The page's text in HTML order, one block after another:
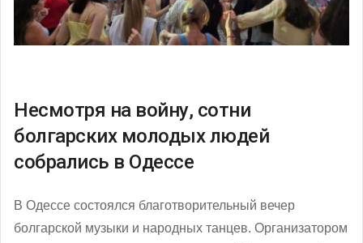
Несмотря на войну, сотни
болгарских молодых людей
собрались в Одессе
В Одессе состоялся благотворительный вечер
болгарской музыки и народных танцев. Организатором